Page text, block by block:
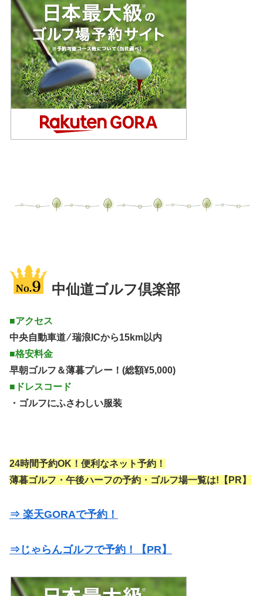
中仙道ゴルフ倶楽部
■アクセス
中央自動車道 ⁄ 瑞浪ICから15km以内
■格安料金
早朝ゴルフ＆薄暮プレー！(総額¥5,000)
■ドレスコード
・ゴルフにふさわしい服装
24時間予約OK！便利なネット予約！
薄暮ゴルフ・午後ハーフの予約・ゴルフ場一覧は!【PR】
⇒ 楽天GORAで予約！
⇒じゃらんゴルフで予約！【PR】